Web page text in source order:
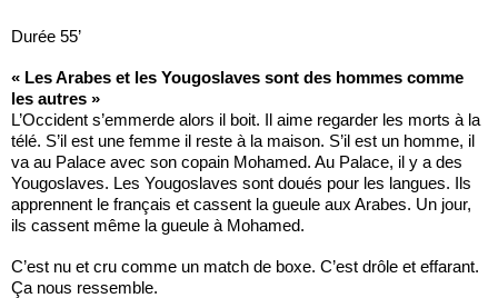
Durée 55’
« Les Arabes et les Yougoslaves sont des hommes comme
les autres »
L’Occident s’emmerde alors il boit. Il aime regarder les morts à la
télé. S’il est une femme il reste à la maison. S’il est un homme, il
va au Palace avec son copain Mohamed. Au Palace, il y a des
Yougoslaves. Les Yougoslaves sont doués pour les langues. Ils
apprennent le français et cassent la gueule aux Arabes. Un jour,
ils cassent même la gueule à Mohamed.
C’est nu et cru comme un match de boxe. C’est drôle et effarant.
Ça nous ressemble.